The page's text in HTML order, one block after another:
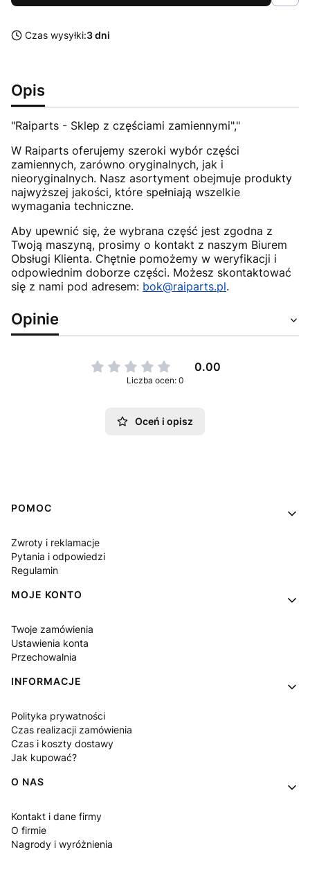
Czas wysyłki:3 dni
Opis
"Raiparts - Sklep z częściami zamiennymi","
W Raiparts oferujemy szeroki wybór części
zamiennych, zarówno oryginalnych, jak i
nieoryginalnych. Nasz asortyment obejmuje produkty
najwyższej jakości, które spełniają wszelkie
wymagania techniczne.
Aby upewnić się, że wybrana część jest zgodna z
Twoją maszyną, prosimy o kontakt z naszym Biurem
Obsługi Klienta. Chętnie pomożemy w weryfikacji i
odpowiednim doborze części. Możesz skontaktować
się z nami pod adresem: bok@raiparts.pl.
Opinie
0.00
Liczba ocen: 0
Oceń i opisz
Linki w stopce
POMOC
Zwroty i reklamacje
Pytania i odpowiedzi
Regulamin
MOJE KONTO
Twoje zamówienia
Ustawienia konta
Przechowalnia
INFORMACJE
Polityka prywatności
Czas realizacji zamówienia
Czas i koszty dostawy
Jak kupować?
O NAS
Kontakt i dane firmy
O firmie
Nagrody i wyróżnienia